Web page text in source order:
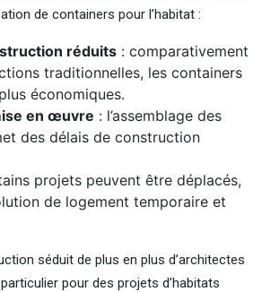
de containers pour l’habitat :
réduits : comparativement
traditionnelles, les containers
économiques.
en œuvre : l’assemblage des
des délais de construction
projets peuvent être déplacés,
de logement temporaire et
séduit de plus en plus d’architectes
pour des projets d’habitats